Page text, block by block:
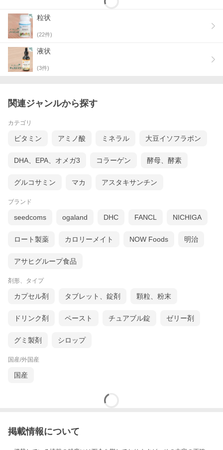
＊ バードック
粒状
(22件)
液状
(3件)
関連ジャンルから探す
カテゴリ
ビタミン アミノ酸 ミネラル 大豆イソフラボン
DHA、EPA、オメガ3 コラーゲン 酵母、酵素
グルコサミン マカ アスタキサンチン
ブランド
seedcoms ogaland DHC FANCL NICHIGA
ロート製薬 カロリーメイト NOW Foods 明治
アサヒグループ食品
剤形、タイプ
カプセル剤 タブレット、錠剤 顆粒、粉末
ドリンク剤 ペースト チュアブル錠 ゼリー剤
グミ製剤 シロップ
国産/外国産
国産
掲載情報について